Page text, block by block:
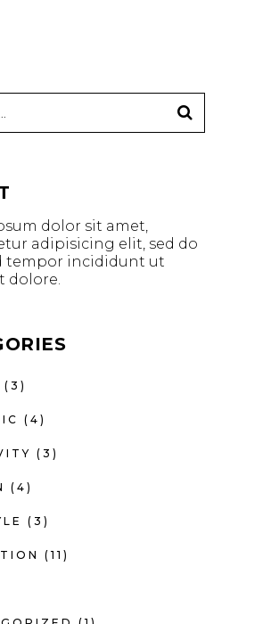
dolor sit amet,
adipisicing elit, sed do
tempor incididunt ut
dolore.
(3)
(4)
(3)
(4)
(3)
(11)